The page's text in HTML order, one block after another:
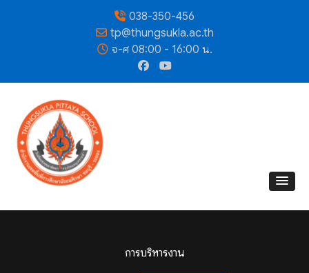
038-350-456
tp@thungsukla.ac.th
จ-ศ 08:00 - 16:00 น.
การบริหารงาน